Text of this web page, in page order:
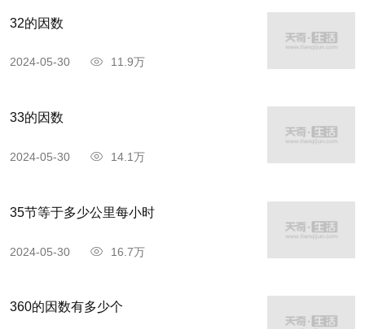
32的因数
2024-05-30 11.9万
33的因数
2024-05-30 14.1万
35节等于多少公里每小时
2024-05-30 16.7万
360的因数有多少个